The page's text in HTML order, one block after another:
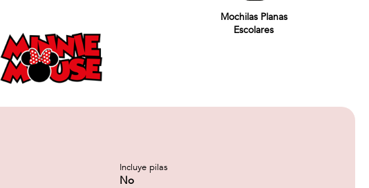
Mochilas Planas
Escolares
Incluye pilas
No